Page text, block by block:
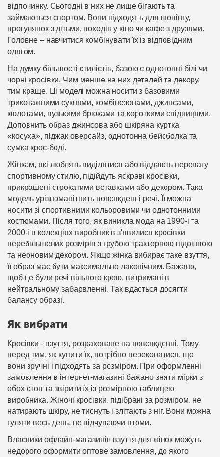
відпочинку. Сьогодні в них не лише бігають та
займаються спортом. Вони підходять для шопінгу,
прогулянок з дітьми, походів у кіно чи кафе з друзями.
Головне – навчитися комбінувати їх із відповідним
одягом.
На думку більшості стилістів, базою є однотонні білі чи
чорні кросівки. Чим менше на них деталей та декору,
тим краще. Ці моделі можна носити з базовими
трикотажними сукнями, комбінезонами, джинсами,
кюлотами, вузькими брюками та короткими спідницями.
Доповнить образ джинсова або шкіряна куртка
«косуха», піджак оверсайз, однотонна бейсболка та
сумка крос-боді.
Жінкам, які люблять виділятися або віддають перевагу
спортивному стилю, підійдуть яскраві кросівки,
прикрашені строкатими вставками або декором. Така
модель урізноманітнить повсякденні речі. Її можна
носити зі спортивними кольоровими чи однотонними
костюмами. Після того, як виникла мода на 1990-і та
2000-і в колекціях виробників з'явилися кросівки
перебільшених розмірів з грубою тракторною підошвою
та неоновим декором. Якщо жінка вибирає таке взуття,
її образ має бути максимально лаконічним. Бажано,
щоб це були речі вільного крою, витримані в
нейтральному забарвленні. Так вдасться досягти
балансу образі.
Як вибрати
Кросівки - взуття, розраховане на повсякденні. Тому
перед тим, як купити їх, потрібно переконатися, що
вони зручні і підходять за розміром. При оформленні
замовлення в інтернет-магазині бажано зняти мірки з
обох стоп та звірити їх із розмірною таблицею
виробника. Жіночі кросівки, підібрані за розміром, не
натирають шкіру, не тиснуть і злітають з ніг. Вони можна
гуляти весь день, не відчуваючи втоми.
Власники офлайн-магазинів взуття для жінок можуть
недорого оформити оптове замовлення, до якого